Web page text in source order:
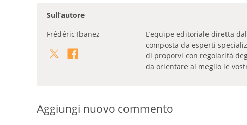
Sull’autore
Frédéric Ibanez
L’equipe editoriale diretta
composta da esperti
di proporvi con regolarità
da orientare al meglio le
Aggiungi nuovo commento